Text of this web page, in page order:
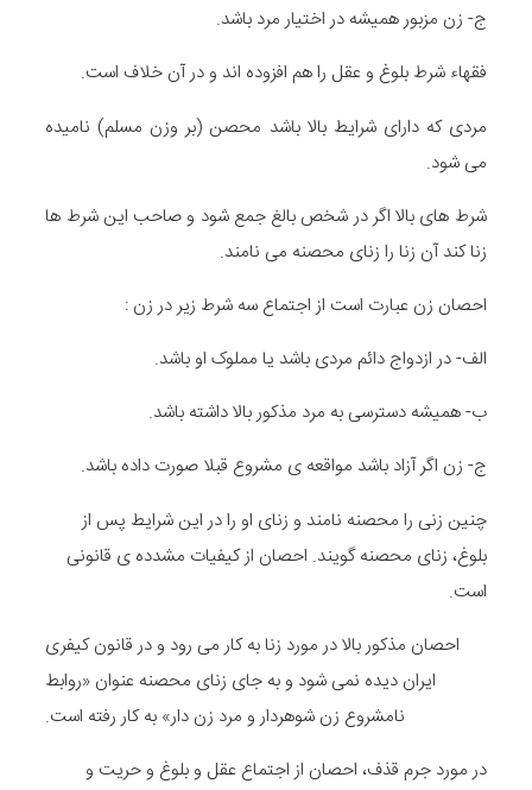
ج- زن مزبور همیشه در اختیار مرد باشد.
فقهاء شرط بلوغ و عقل را هم افزوده اند و در آن خلاف است.
مردی که دارای شرایط بالا باشد محصن (بر وزن مسلم) نامیده
می شود.
شرط های بالا اگر در شخص بالغ جمع شود و صاحب این شرط ها
زنا کند آن زنا را زنای محصنه می نامند.
احصان زن عبارت است از اجتماع سه شرط زیر در زن :
الف- در ازدواج دائم مردی باشد یا مملوک او باشد.
ب- همیشه دسترسی به مرد مذکور بالا داشته باشد.
ج- زن اگر آزاد باشد مواقعه ی مشروع قبلا صورت داده باشد.
چنین زنی را محصنه نامند و زنای او را در این شرایط پس از
بلوغ، زنای محصنه گویند. احصان از کیفیات مشدده ی قانونی
است.
احصان مذکور بالا در مورد زنا به کار می رود و در قانون کیفری
ایران دیده نمی شود و به جای زنای محصنه عنوان «روابط
نامشروع زن شوهردار و مرد زن دار» به کار رفته است.
در مورد جرم قذف، احصان از اجتماع عقل و بلوغ و حریت و